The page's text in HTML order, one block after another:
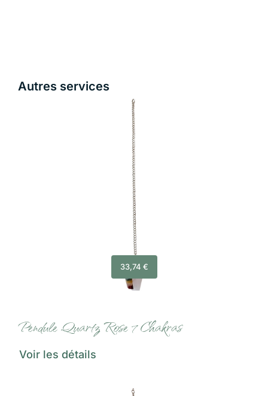
Autres services
33,74 €
Pendule Quartz Rose 7 Chakras
Voir les détails